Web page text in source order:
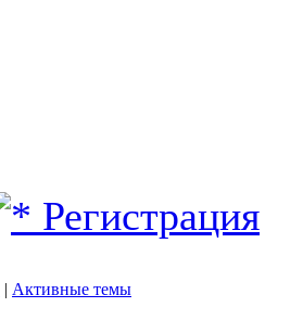
Регистрация
| Активные темы